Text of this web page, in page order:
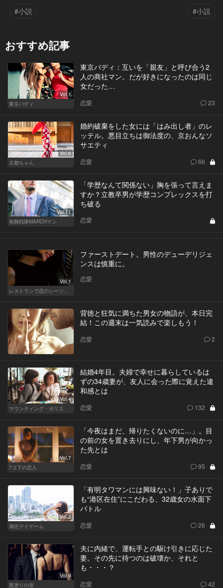
#小説 #小説
おすすめ記事
Vol.1
東京バディ
東京バディ：互いを「親友」と呼び合う2
人の商社マン。だが好きになったのは同じ
女だった…
恋愛 23
Vol.6
京都ちゃん
婚約破棄をした女には「はみ出し者」のレ
ッテル。悪目立ちは御法度の、京おんなソ
サエティ
恋愛 66
Vol.11
無難戦隊MARCHマン
「学歴なんて関係ない」胸を張って言えま
すか？立教卒男が学歴コンプレックスを打
ち破る
恋愛
Vol.1
レストランで恋のシーソーゲーム（WOMAN）
ファーストデート。男性のデューデリジェ
ンスは慎重に。
恋愛
背徳と狂気に満ちた男女の物語が、本日完
結！この週末は一気読みで楽しもう！
恋愛 2
Vol.4
マウンティング・ポリス
結婚4年目。夫婦で幸せに暮らしているは
ずの34歳妻が、友人に会った際に覚えた違
和感とは
恋愛 132
Vol.7
7コ下の恋人
「今夜はまだ、帰りたくないのに…」。目
の前の女を置き去りにし、年下男が向かっ
た先とは
恋愛 95
Vol.2
港区デイゲーム
「有明タワマンには興味ない！」子ありで
も“港区在住”にこだわる、32歳女の水面下
バトル
恋愛 26
Vol.9
黒塗りの扉
夫に内緒で、運転手との駆け引きに応じた
妻。その先に待つのは破壊か、それと
も・・・？
恋愛 42